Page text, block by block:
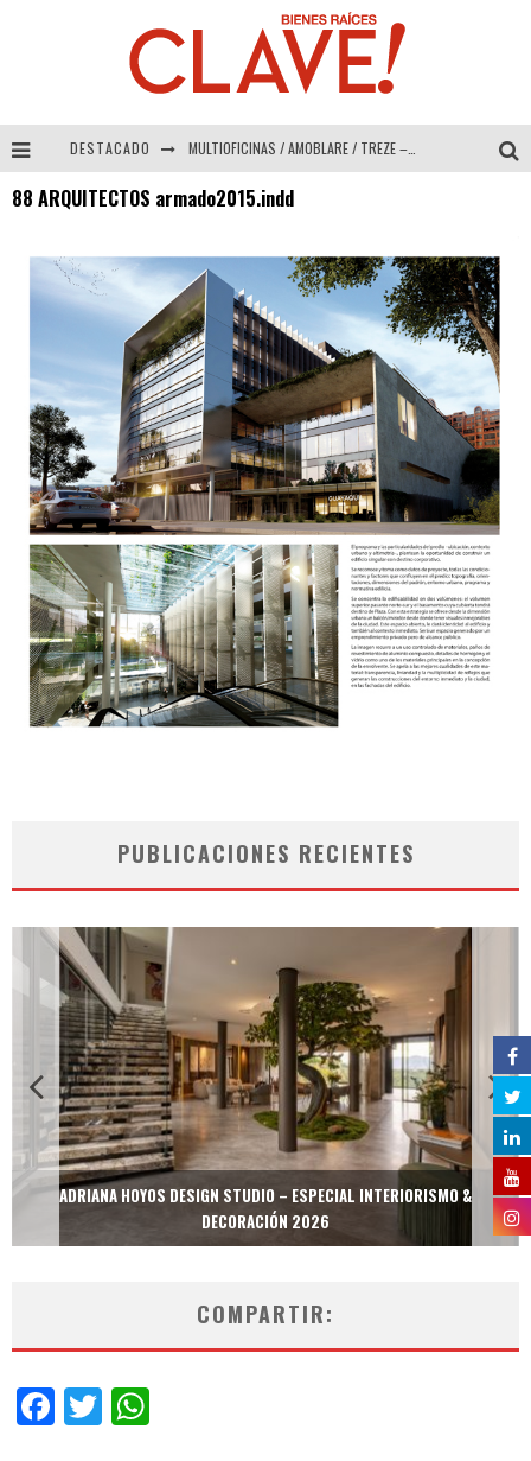
DESTACADO MULTIOFICINAS / AMOBLARE / TREZE – Especial Interiorismo & Decoración 2026
ADRIANA HOYOS DESIGN STUDIO – Especial Interiorismo & Decoración 2026
88 ARQUITECTOS armado2015.indd
PUBLICACIONES RECIENTES
ADRIANA HOYOS DESIGN STUDIO – ESPECIAL INTERIORISMO &
DECORACIÓN 2026
COMPARTIR:
Facebook
Twitter